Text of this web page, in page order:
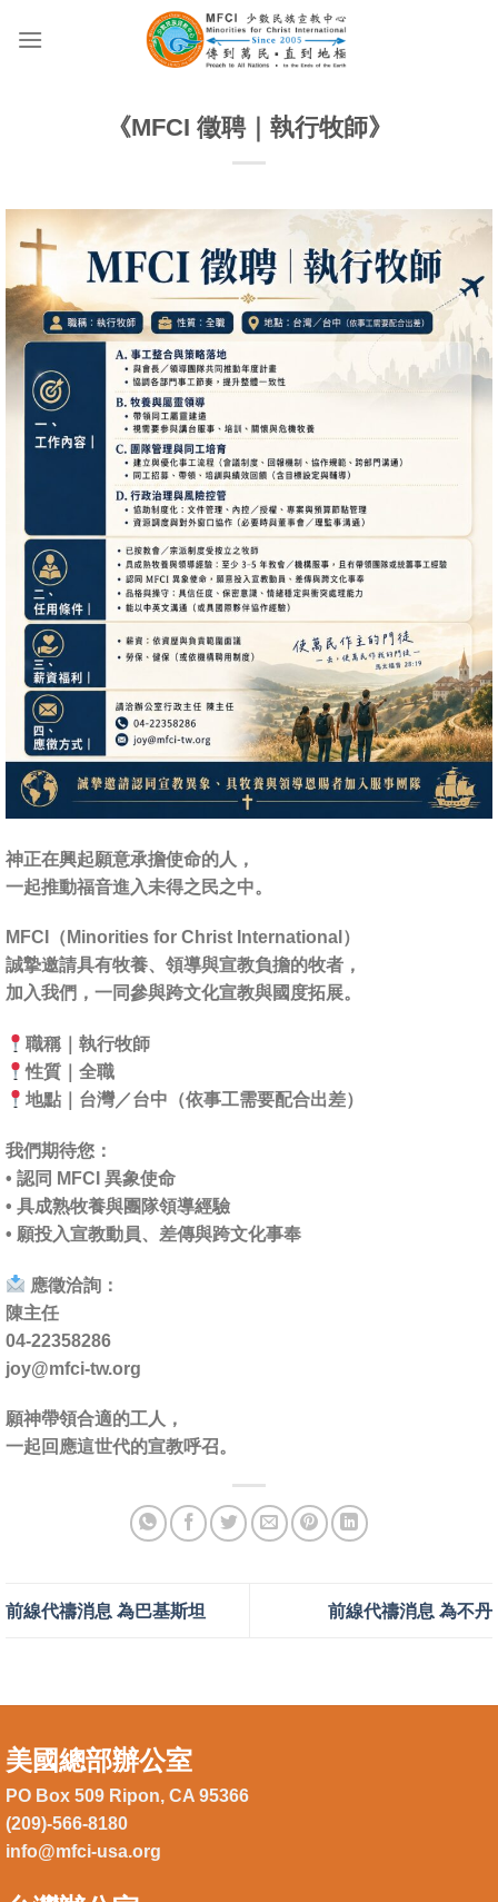
《MFCI 徵聘｜執行牧師》
神正在興起願意承擔使命的人，
一起推動福音進入未得之民之中。
MFCI（Minorities for Christ International）
誠摯邀請具有牧養、領導與宣教負擔的牧者，
加入我們，一同參與跨文化宣教與國度拓展。
職稱｜執行牧師
性質｜全職
地點｜台灣／台中（依事工需要配合出差）
我們期待您：
• 認同 MFCI 異象使命
• 具成熟牧養與團隊領導經驗
• 願投入宣教動員、差傳與跨文化事奉
應徵洽詢：
陳主任
04-22358286
joy@mfci-tw.org
願神帶領合適的工人，
一起回應這世代的宣教呼召。
前線代禱消息 為巴基斯坦 前線代禱消息 為不丹
美國總部辦公室
PO Box 509 Ripon, CA 95366
(209)-566-8180
info@mfci-usa.org